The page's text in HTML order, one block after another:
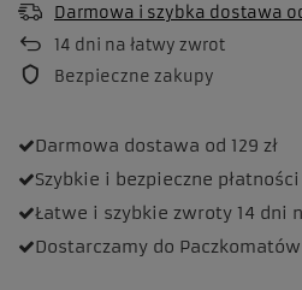
Darmowa i szybka dostawa
14 dni na łatwy zwrot
Bezpieczne zakupy
Darmowa dostawa od 129 zł
Szybkie i bezpieczne płatności
Łatwe i szybkie zwroty 14 dni
Dostarczamy do Paczkomatów